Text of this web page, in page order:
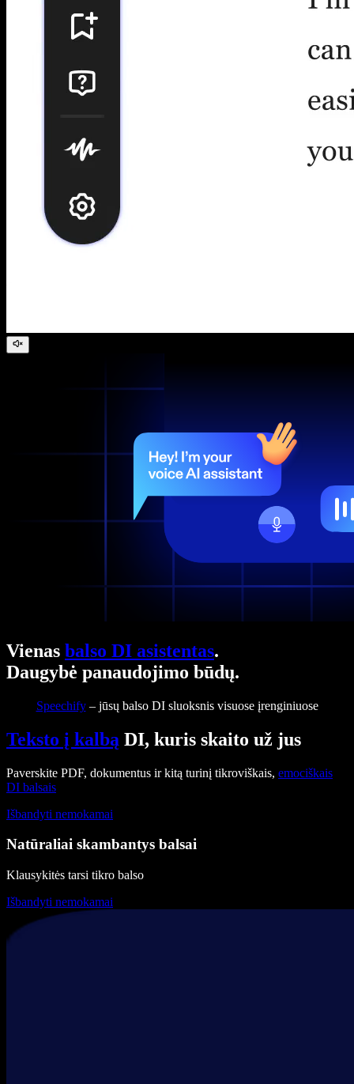
Vienas balso DI asistentas.
Daugybė panaudojimo būdų.
Speechify– jūsų balso DI sluoksnis visuose įrenginiuose
Teksto į kalbą DI, kuris skaito už jus
Paverskite PDF, dokumentus ir kitą turinį tikroviškais, emociškais
DI balsais
Išbandyti nemokamai
Natūraliai skambantys balsai
Klausykitės tarsi tikro balso
Išbandyti nemokamai